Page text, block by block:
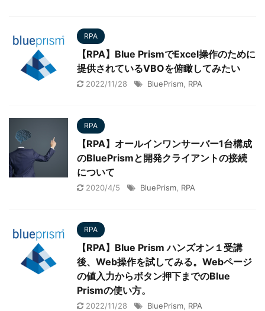
RPA
【RPA】Blue PrismでExcel操作のために
提供されているVBOを俯瞰してみたい
2022/11/28 BluePrism RPA
RPA
【RPA】オールインワンサーバー1台構成
のBluePrismと開発クライアントの接続
について
2020/4/5 BluePrism RPA
RPA
【RPA】Blue Prism ハンズオン１受講
後、Web操作を試してみる。Webページ
の値入力からボタン押下までのBlue
Prismの使い方。
2022/11/28 BluePrism RPA